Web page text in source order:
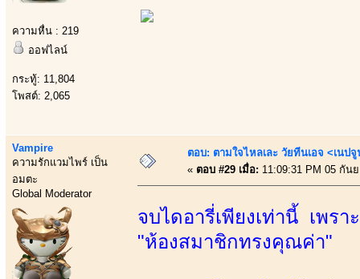
ความหื่น : 219
ออฟไลน์
กระทู้: 11,804
โพสต์: 2,065
Vampire
ความรักแวมไพร์ เป็น
อมตะ
Global Moderator
ตอบ: ตามใจไหลเละ วัยทีนเอจ <เนป
« ตอบ #29 เมื่อ: 11:09:31 PM 05 กัน
จบไดอารี่เพียงเท่านี้ เพร
"ห้องสมาชิกทรงคุณค่า"